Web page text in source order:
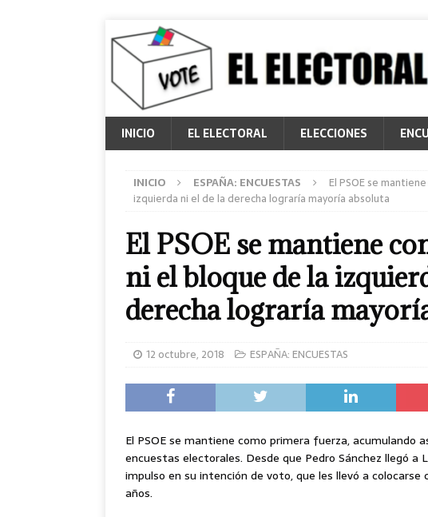
INICIO EL ELECTORAL ELECCIONES
INICIO ESPAÑA: ENCUESTAS
El PSOE se
izquierda ni el de la derecha lograría mayoría absoluta
El PSOE se mantiene
ni el bloque de la
derecha lograría
12 octubre, 2018 ESPAÑA: ENCUESTAS
El PSOE se mantiene como primera fuerza, acumulando
encuestas electorales. Desde que Pedro Sánchez llegó
impulso en su intención de voto, que les llevó a
años.